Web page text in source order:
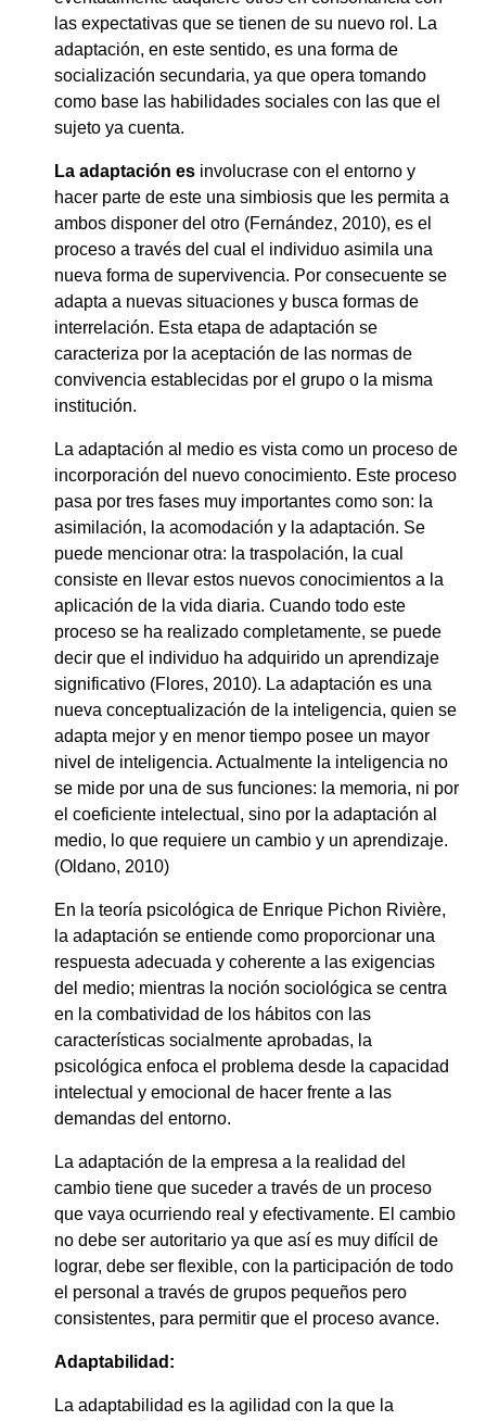
las expectativas que se tienen de su nuevo rol. La
adaptación, en este sentido, es una forma de
socialización secundaria, ya que opera tomando
como base las habilidades sociales con las que el
sujeto ya cuenta.
La adaptación es involucrase con el entorno y
hacer parte de este una simbiosis que les permita a
ambos disponer del otro (Fernández, 2010), es el
proceso a través del cual el individuo asimila una
nueva forma de supervivencia. Por consecuente se
adapta a nuevas situaciones y busca formas de
interrelación. Esta etapa de adaptación se
caracteriza por la aceptación de las normas de
convivencia establecidas por el grupo o la misma
institución.
La adaptación al medio es vista como un proceso de
incorporación del nuevo conocimiento. Este proceso
pasa por tres fases muy importantes como son: la
asimilación, la acomodación y la adaptación. Se
puede mencionar otra: la traspolación, la cual
consiste en llevar estos nuevos conocimientos a la
aplicación de la vida diaria. Cuando todo este
proceso se ha realizado completamente, se puede
decir que el individuo ha adquirido un aprendizaje
significativo (Flores, 2010). La adaptación es una
nueva conceptualización de la inteligencia, quien se
adapta mejor y en menor tiempo posee un mayor
nivel de inteligencia. Actualmente la inteligencia no
se mide por una de sus funciones: la memoria, ni por
el coeficiente intelectual, sino por la adaptación al
medio, lo que requiere un cambio y un aprendizaje.
(Oldano, 2010)
En la teoría psicológica de Enrique Pichon Rivière,
la adaptación se entiende como proporcionar una
respuesta adecuada y coherente a las exigencias
del medio; mientras la noción sociológica se centra
en la combatividad de los hábitos con las
características socialmente aprobadas, la
psicológica enfoca el problema desde la capacidad
intelectual y emocional de hacer frente a las
demandas del entorno.
La adaptación de la empresa a la realidad del
cambio tiene que suceder a través de un proceso
que vaya ocurriendo real y efectivamente. El cambio
no debe ser autoritario ya que así es muy difícil de
lograr, debe ser flexible, con la participación de todo
el personal a través de grupos pequeños pero
consistentes, para permitir que el proceso avance.
Adaptabilidad :
La adaptabilidad es la agilidad con la que la